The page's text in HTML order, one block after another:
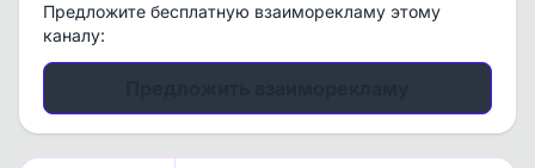
Предложите бесплатную взаиморекламу этому
каналу: